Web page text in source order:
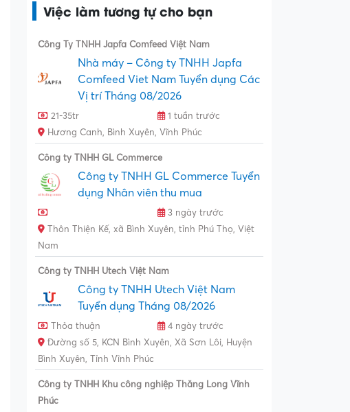
Việc làm tương tự cho bạn
Công Ty TNHH Japfa Comfeed Việt Nam
Nhà máy – Công ty TNHH Japfa
Comfeed Viet Nam Tuyển dụng Các
Vị trí Tháng 08/2026
21-35tr
1 tuần trước
Hương Canh, Bình Xuyên, Vĩnh Phúc
Công ty TNHH GL Commerce
Công ty TNHH GL Commerce Tuyển
dụng Nhân viên thu mua
3 ngày trước
Thôn Thiện Kế, xã Bình Xuyên, tỉnh Phú Thọ, Việt
Nam
Công ty TNHH Utech Việt Nam
Công ty TNHH Utech Việt Nam
Tuyển dụng Tháng 08/2026
Thỏa thuận
4 ngày trước
Đường số 5, KCN Bình Xuyên, Xã Sơn Lôi, Huyện
Bình Xuyên, Tỉnh Vĩnh Phúc
Công ty TNHH Khu công nghiệp Thăng Long Vĩnh
Phúc